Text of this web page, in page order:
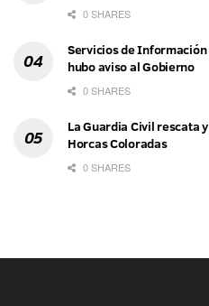
0 SHARES
Servicios de
hubo aviso al Gobierno
0 SHARES
La Guardia Civil rescata
Horcas Coloradas
0 SHARES